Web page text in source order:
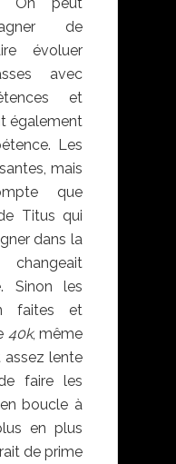
On peut
de
évoluer
avec
et
également
Les
mais
que
Titus qui
dans la
Sinon les
faites et
40k, même
assez lente
faire les
boucle à
en plus
de prime